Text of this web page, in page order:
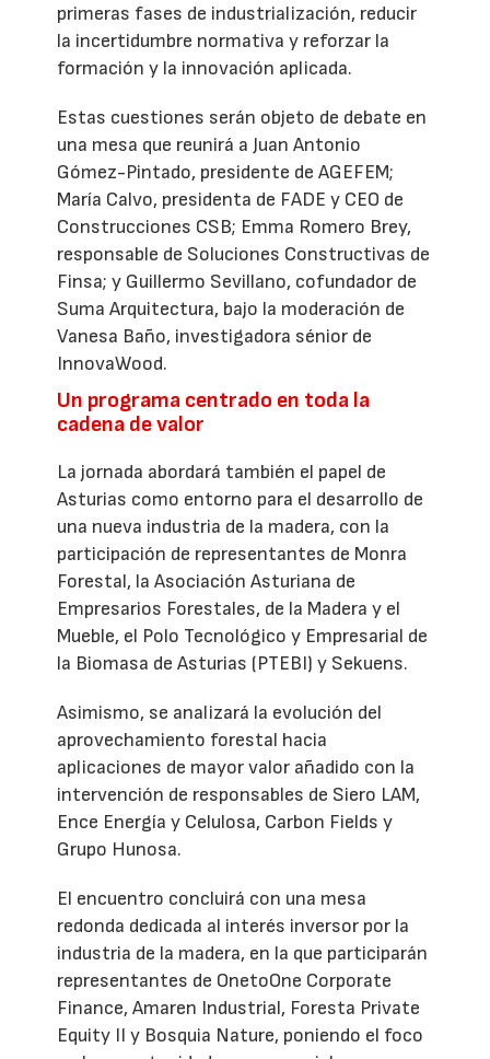
primeras fases de industrialización, reducir
la incertidumbre normativa y reforzar la
formación y la innovación aplicada.
Estas cuestiones serán objeto de debate en
una mesa que reunirá a Juan Antonio
Gómez-Pintado, presidente de AGEFEM;
María Calvo, presidenta de FADE y CEO de
Construcciones CSB; Emma Romero Brey,
responsable de Soluciones Constructivas de
Finsa; y Guillermo Sevillano, cofundador de
Suma Arquitectura, bajo la moderación de
Vanesa Baño, investigadora sénior de
InnovaWood.
Un programa centrado en toda la
cadena de valor
La jornada abordará también el papel de
Asturias como entorno para el desarrollo de
una nueva industria de la madera, con la
participación de representantes de Monra
Forestal, la Asociación Asturiana de
Empresarios Forestales, de la Madera y el
Mueble, el Polo Tecnológico y Empresarial de
la Biomasa de Asturias (PTEBI) y Sekuens.
Asimismo, se analizará la evolución del
aprovechamiento forestal hacia
aplicaciones de mayor valor añadido con la
intervención de responsables de Siero LAM,
Ence Energía y Celulosa, Carbon Fields y
Grupo Hunosa.
El encuentro concluirá con una mesa
redonda dedicada al interés inversor por la
industria de la madera, en la que participarán
representantes de OnetoOne Corporate
Finance, Amaren Industrial, Foresta Private
Equity II y Bosquia Nature, poniendo el foco